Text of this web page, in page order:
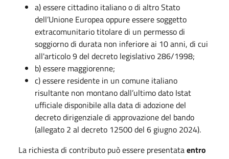
a) essere cittadino italiano o di altro Stato
dell’Unione Europea oppure essere soggetto
extracomunitario titolare di un permesso di
soggiorno di durata non inferiore ai 10 anni, di cui
all'articolo 9 del decreto legislativo 286/1998;
b) essere maggiorenne;
c) essere residente in un comune italiano
risultante non montano dall’ultimo dato Istat
ufficiale disponibile alla data di adozione del
decreto dirigenziale di approvazione del bando
(allegato 2 al decreto 12500 del 6 giugno 2024).
La richiesta di contributo può essere presentataentro